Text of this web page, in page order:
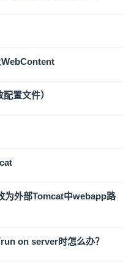
置文件）
为外部Tomcat中webapp路
on server时怎么办？